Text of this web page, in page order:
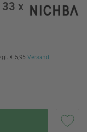
33 x
€ 5,95 Versand